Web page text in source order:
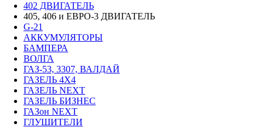
402 ДВИГАТЕЛЬ
405, 406 и ЕВРО-3 ДВИГАТЕЛЬ
G-21
АККУМУЛЯТОРЫ
БАМПЕРА
ВОЛГА
ГАЗ-53, 3307, ВАЛДАЙ
ГАЗЕЛЬ 4Х4
ГАЗЕЛЬ NEXT
ГАЗЕЛЬ БИЗНЕС
ГАЗон NEXT
ГЛУШИТЕЛИ